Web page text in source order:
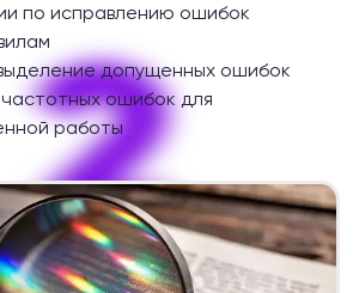
2
по исправлению ошибок
допущенных ошибок
ошибок для
работы